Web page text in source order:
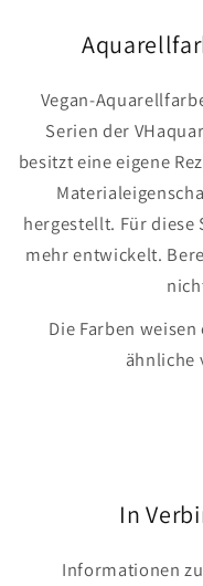
Vegan-
Serien der
besitzt eine eigene
hergestellt. Für diese
mehr entwickelt.
Die Farben
ähnliche
In
Informationen